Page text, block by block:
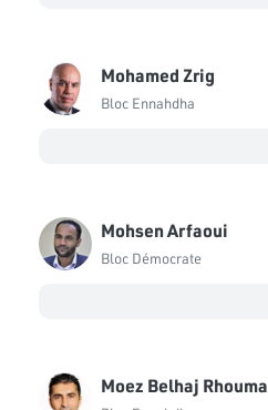
Mohamed Zrig
Bloc Ennahdha
Mohsen Arfaoui
Bloc Démocrate
Moez Belhaj Rhouma